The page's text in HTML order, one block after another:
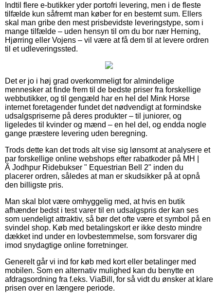
Indtil flere e-butikker yder portofri levering, men i de fleste
tilfælde kun såfremt man køber for en bestemt sum. Ellers
skal man gribe den mest prisbevidste leveringstype, som i
mange tilfælde – uden hensyn til om du bor nær Herning,
Hjørring eller Vojens – vil være at få dem til at levere ordren
til et udleveringssted.
Det er jo i høj grad overkommeligt for almindelige
mennesker at finde frem til de bedste priser fra forskellige
webbutikker, og til gengæld har en hel del Mink Horse
internet foretagender fundet det nødvendigt at formindske
udsalgspriserne på deres produkter – til juniorer, og
ligeledes til kvinder og mænd – en hel del, og endda nogle
gange præstere levering uden beregning.
Trods dette kan det trods alt vise sig lønsomt at analysere et
par forskellige online webshops efter rabatkoder på MH |
Â Jodhpur Ridebukser " Equestrian Bell 2" inden du
placerer ordren, således at man er skudsikker på at opnå
den billigste pris.
Man skal blot være omhyggelig med, at hvis en butik
afhænder bedst i test varer til en udsalgspris der kan ses
som uendeligt attraktiv, så bør det ofte være et symbol på en
svindel shop. Køb med betalingskort er ikke desto mindre
dækket ind under en lovbestemmelse, som forsvarer dig
imod snydagtige online forretninger.
Generelt går vi ind for køb med kort eller betalinger med
mobilen. Som en alternativ mulighed kan du benytte en
afdragsordning fra f.eks. ViaBill, for så vidt du ønsker at klare
prisen over en længere periode.